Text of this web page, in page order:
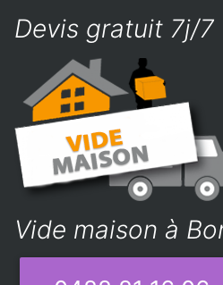
Devis gratuit 7j/7
Vide maison à